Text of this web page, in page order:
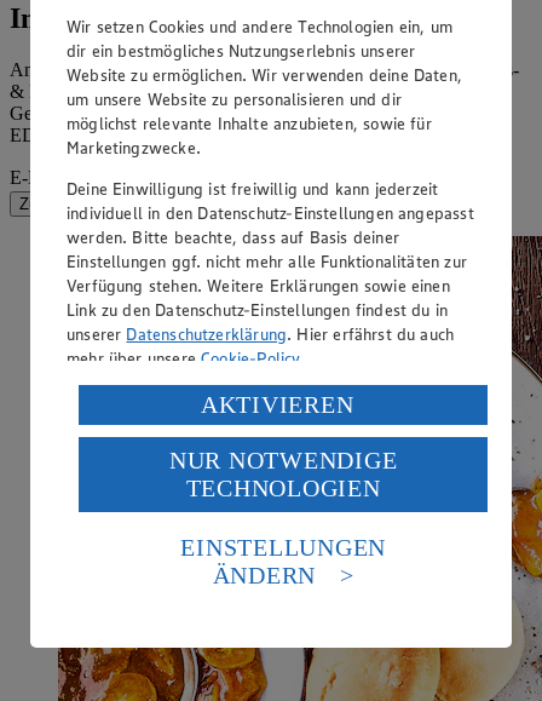
Immer auf dem neusten Stand
Angebote, leckere Rezeptideen für jeden Geschmack, Ernährungs-
& Kochtipps sowie Informationen über unsere Produkte,
Gewinnspiele & Bonusprogramme – das alles findest du im
EDEKA Newsletter.
E-Mail-Adresse (Pflichtfeld)
Zur Newsletter-Anmeldung
Wir setzen Cookies und andere Technologien ein, um
dir ein bestmögliches Nutzungserlebnis unserer
Website zu ermöglichen. Wir verwenden deine Daten,
um unsere Website zu personalisieren und dir
möglichst relevante Inhalte anzubieten, sowie für
Marketingzwecke.
Deine Einwilligung ist freiwillig und kann jederzeit
individuell in den Datenschutz-Einstellungen angepasst
werden. Bitte beachte, dass auf Basis deiner
Einstellungen ggf. nicht mehr alle Funktionalitäten zur
Verfügung stehen. Weitere Erklärungen sowie einen
Link zu den Datenschutz-Einstellungen findest du in
unserer Datenschutzerklärung. Hier erfährst du auch
mehr über unsereCookie-Policy.
Verarbeitung deiner personenbezogenen Daten in den
USA durch Facebook und YouTube:
Wenn du auf „Aktivieren“ klickst, willigst du im Sinne
des Art. 49 Abs. 1 Satz 1 lit. a) DSGVO ein, dass deine
Daten in den USA verarbeitet werden. Der EuGH sieht
die USA als Land mit einem nach europäischen
Standards nicht angemessenen Datenschutzniveau an.
Es besteht das Risiko eines Zugriffs durch US-
Informationen zum Herausgeber der Seite findest du
imImpressum
AKTIVIEREN
NUR NOTWENDIGE
TECHNOLOGIEN
EINSTELLUNGEN
ÄNDERN